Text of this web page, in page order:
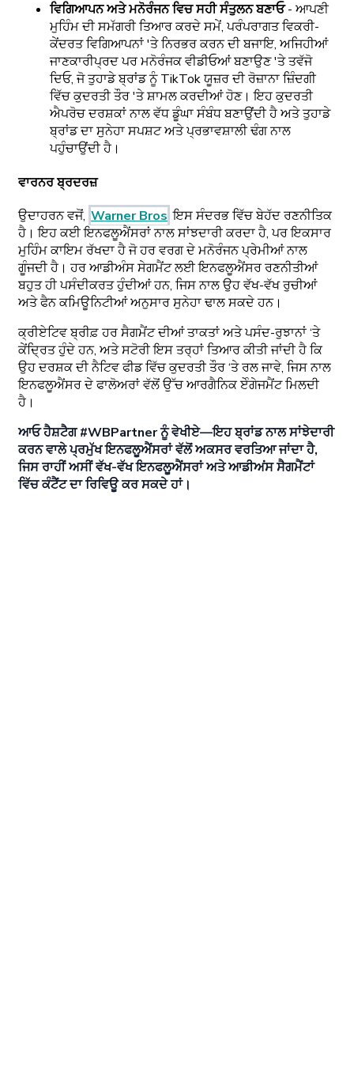
ਵਿਗਿਆਪਨ ਅਤੇ ਮਨੋਰੰਜਨ ਵਿਚ ਸਹੀ ਸੰਤੁਲਨ ਬਣਾਓ- ਆਪਣੀ
ਮੁਹਿੰਮ ਦੀ ਸਮੱਗਰੀ ਤਿਆਰ ਕਰਦੇ ਸਮੇਂ, ਪਰੰਪਰਾਗਤ ਵਿਕਰੀ-
ਕੇਂਦਰਤ ਵਿਗਿਆਪਨਾਂ 'ਤੇ ਨਿਰਭਰ ਕਰਨ ਦੀ ਬਜਾਇ, ਅਜਿਹੀਆਂ
ਜਾਣਕਾਰੀਪ੍ਰਦ ਪਰ ਮਨੋਰੰਜਕ ਵੀਡੀਓਆਂ ਬਣਾਉਣ 'ਤੇ ਤਵੱਜੋ
ਦਿਓ, ਜੋ ਤੁਹਾਡੇ ਬ੍ਰਾਂਡ ਨੂੰ TikTok ਯੂਜ਼ਰ ਦੀ ਰੋਜ਼ਾਨਾ ਜ਼ਿੰਦਗੀ
ਵਿੱਚ ਕੁਦਰਤੀ ਤੌਰ 'ਤੇ ਸ਼ਾਮਲ ਕਰਦੀਆਂ ਹੋਣ। ਇਹ ਕੁਦਰਤੀ
ਐਪਰੋਚ ਦਰਸ਼ਕਾਂ ਨਾਲ ਵੱਧ ਡੂੰਘਾ ਸੰਬੰਧ ਬਣਾਉਂਦੀ ਹੈ ਅਤੇ ਤੁਹਾਡੇ
ਬ੍ਰਾਂਡ ਦਾ ਸੁਨੇਹਾ ਸਪਸ਼ਟ ਅਤੇ ਪ੍ਰਭਾਵਸ਼ਾਲੀ ਢੰਗ ਨਾਲ
ਪਹੁੰਚਾਉਂਦੀ ਹੈ।
ਵਾਰਨਰ ਬ੍ਰਦਰਜ਼
ਉਦਾਹਰਨ ਵਜੋਂ, Warner Bros ਇਸ ਸੰਦਰਭ ਵਿੱਚ ਬੇਹੱਦ ਰਣਨੀਤਿਕ
ਹੈ। ਇਹ ਕਈ ਇਨਫਲੂਐਂਸਰਾਂ ਨਾਲ ਸਾਂਝਦਾਰੀ ਕਰਦਾ ਹੈ, ਪਰ ਇਕਸਾਰ
ਮੁਹਿੰਮ ਕਾਇਮ ਰੱਖਦਾ ਹੈ ਜੋ ਹਰ ਵਰਗ ਦੇ ਮਨੋਰੰਜਨ ਪ੍ਰੇਮੀਆਂ ਨਾਲ
ਗੂੰਜਦੀ ਹੈ। ਹਰ ਆਡੀਅੰਸ ਸੇਗਮੈਂਟ ਲਈ ਇਨਫਲੂਐਂਸਰ ਰਣਨੀਤੀਆਂ
ਬਹੁਤ ਹੀ ਪਸੰਦੀਕਰਤ ਹੁੰਦੀਆਂ ਹਨ, ਜਿਸ ਨਾਲ ਉਹ ਵੱਖ-ਵੱਖ ਰੁਚੀਆਂ
ਅਤੇ ਫੈਨ ਕਮਿਊਨਿਟੀਆਂ ਅਨੁਸਾਰ ਸੁਨੇਹਾ ਢਾਲ ਸਕਦੇ ਹਨ।
ਕ੍ਰੀਏਟਿਵ ਬ੍ਰੀਫ਼ ਹਰ ਸੈਗਮੈਂਟ ਦੀਆਂ ਤਾਕਤਾਂ ਅਤੇ ਪਸੰਦ-ਰੁਝਾਨਾਂ ‘ਤੇ
ਕੇਂਦ੍ਰਿਤ ਹੁੰਦੇ ਹਨ, ਅਤੇ ਸਟੋਰੀ ਇਸ ਤਰ੍ਹਾਂ ਤਿਆਰ ਕੀਤੀ ਜਾਂਦੀ ਹੈ ਕਿ
ਉਹ ਦਰਸ਼ਕ ਦੀ ਨੈਟਿਵ ਫੀਡ ਵਿੱਚ ਕੁਦਰਤੀ ਤੌਰ ‘ਤੇ ਰਲ ਜਾਵੇ, ਜਿਸ ਨਾਲ
ਇਨਫਲੂਐਂਸਰ ਦੇ ਫਾਲੋਅਰਾਂ ਵੱਲੋਂ ਉੱਚ ਆਰਗੈਨਿਕ ਏੰਗੇਜਮੈਂਟ ਮਿਲਦੀ
ਹੈ।
ਆਓ ਹੈਸ਼ਟੈਗ #WBPartner ਨੂੰ ਵੇਖੀਏ—ਇਹ ਬ੍ਰਾਂਡ ਨਾਲ ਸਾਂਝੇਦਾਰੀ
ਕਰਨ ਵਾਲੇ ਪ੍ਰਮੁੱਖ ਇਨਫਲੂਐਂਸਰਾਂ ਵੱਲੋਂ ਅਕਸਰ ਵਰਤਿਆ ਜਾਂਦਾ ਹੈ,
ਜਿਸ ਰਾਹੀਂ ਅਸੀਂ ਵੱਖ-ਵੱਖ ਇਨਫਲੂਐਂਸਰਾਂ ਅਤੇ ਆਡੀਅਂਸ ਸੈਗਮੈਂਟਾਂ
ਵਿੱਚ ਕੰਟੈਂਟ ਦਾ ਰਿਵਿਊ ਕਰ ਸਕਦੇ ਹਾਂ।